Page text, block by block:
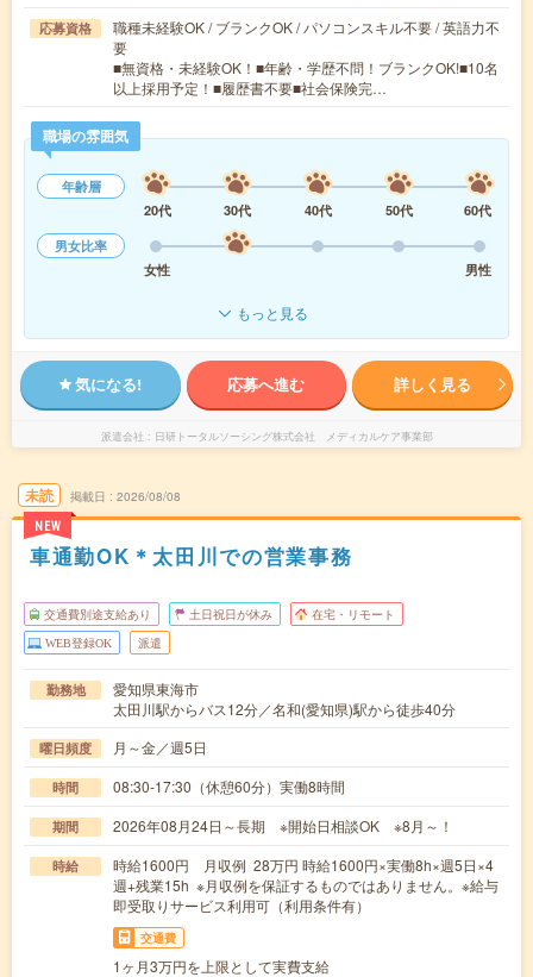
応募資格
職種未経験OK / ブランクOK / パソコンスキル不要 / 英語力不
要
■無資格・未経験OK！■年齢・学歴不問！ブランクOK!■10名
以上採用予定！■履歴書不要■社会保険完…
職場の雰囲気
年齢層
20代
30代 40代 50代
60代
男女比率
女性
男性
もっと見る
気になる! 応募へ進む 詳しく見る
派遣会社 日研トータルソーシング株式会社 メディカルケア事業部
未読
NEW
掲載日 2026/08/08
車通勤OK＊太田川での営業事務
交通費別途支給あり 土日祝日が休み 在宅・リモート
WEB登録OK 派遣
勤務地
愛知県東海市
太田川駅からバス12分／名和(愛知県)駅から徒歩40分
曜日頻度 月～金／週5日
時間 08:30-17:30（休憩60分）実働8時間
期間 2026年08月24日～長期 ※開始日相談OK ※8月～！
時給
時給1600円 月収例 28万円 時給1600円×実働8h×週5日×4
週+残業15h ※月収例を保証するものではありません。※給与
即受取りサービス利用可（利用条件有）
交通費
1ヶ月3万円を上限として実費支給